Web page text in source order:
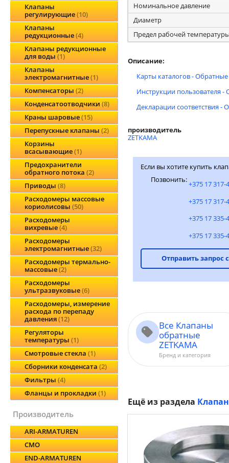
Клапаны
регулирующие 10
Клапаны
редукционные 4
Клапаны редукционные
для воды 1
Клапаны
электромагнитные 1
Компенсаторы 2
Конденсатоотводчики 8
Краны шаровые 15
Перепускные клапаны 2
Корзины
всасывающие 1
Предохранители
обратного потока 2
Приводы 8
Расходомеры массовые
кориолисовы 50
Расходомеры
вихревые 4
Расходомеры
электромагнитные 32
Расходомеры термально-
массовые 2
Расходомеры
ультразвуковые 6
Расходомеры, измерение
расхода по перепаду
давления 12
Регуляторы
температуры 1
Смотровые стекла 1
Сборники конденсата 2
Фильтры 4
Фланцы и прокладки 1
производитель
ARI-ARMATUREN
CMO
END-ARMATUREN
Номинальное давление
Диаметр
Предел рабочей
Описание:
Карты каталогов -
Инструкции пользователя
Декларации соответствия -
производитель
ZETKAMA
Если вы хотите купить
Позвонить:
+375 17 317-
+375 17 317-
+375 17 335-
+375 17 335-
Отправить запрос
Все Клапаны
обратные
ZETKAMA
Бренд и категория
Ещё из раздела